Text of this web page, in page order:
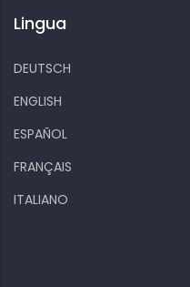
Lingua
DEUTSCH
ENGLISH
ESPAÑOL
FRANÇAIS
ITALIANO